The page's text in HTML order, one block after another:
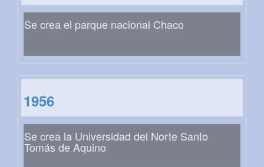
Se crea el parque nacional Chaco
1956
Se crea la Universidad del Norte Santo
Tomás de Aquino